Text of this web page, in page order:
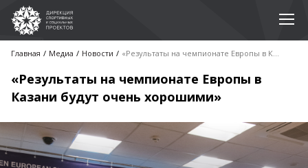
Главная Медиа Новости «Результаты на чемпионате Европы в Казани будут очень хорошими»
«Результаты на чемпионате Европы в
Казани будут очень хорошими»